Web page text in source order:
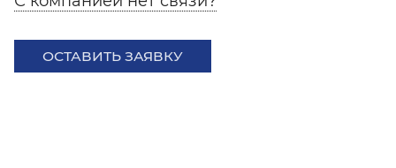
ОСТАВИТЬ ЗАЯВКУ